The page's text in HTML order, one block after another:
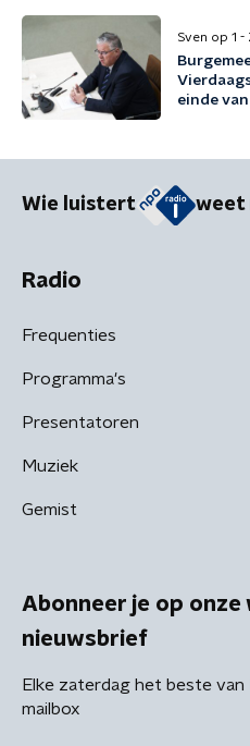
Sven op 1
einde
Wie luistert weet
Radio
Frequenties
Programma's
Presentatoren
Muziek
Gemist
Abonneer je op onze
nieuwsbrief
Elke zaterdag het beste van
mailbox